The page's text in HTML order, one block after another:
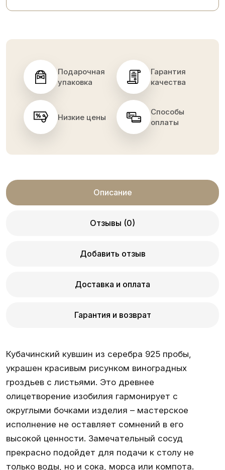
Подарочная
упаковка
Гарантия
качества
Низкие цены
Способы
оплаты
Описание
Отзывы (0)
Добавить отзыв
Доставка и оплата
Гарантия и возврат
Кубачинский кувшин из серебра 925 пробы,
украшен красивым рисунком виноградных
гроздьев с листьями. Это древнее
олицетворение изобилия гармонирует с
округлыми бочками изделия – мастерское
исполнение не оставляет сомнений в его
высокой ценности. Замечательный сосуд
прекрасно подойдет для подачи к столу не
только воды, но и сока, морса или компота.